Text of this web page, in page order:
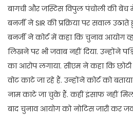
बागची और जस्टिस विपुल पंचोली की बेंच
बनर्जी ने SIR की प्रक्रिया पर सवाल
बनर्जी ने कोर्ट में कहा कि चुनाव आयोग
लिखने पर भी जवाब नहीं दिया. उन्होंने
का आरोप लगाया. सीएम ने कहा कि
वोट काटे जा रहे हैं. उन्होंने कोर्ट को
नाम काटे जा चुके हैं. कहीं इंसाफ नहीं
बाद चुनाव आयोग को नोटिस जारी कर